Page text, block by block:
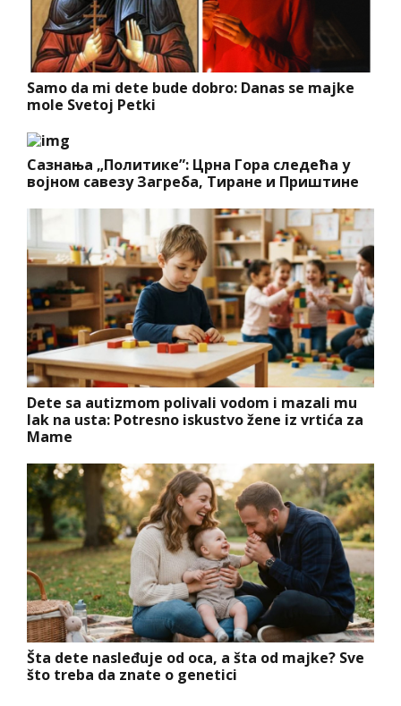
Samo da mi dete bude dobro: Danas se majke
mole Svetoj Petki
Сазнања „Политике”: Црна Гора следећа у
војном савезу Загреба, Тиране и Приштине
Dete sa autizmom polivali vodom i mazali mu
lak na usta: Potresno iskustvo žene iz vrtića za
Mame
Šta dete nasleđuje od oca, a šta od majke? Sve
što treba da znate o genetici